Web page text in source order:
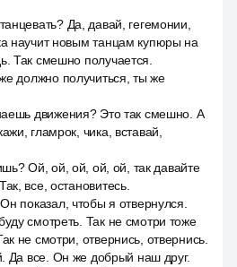
Да, давай, гегемонии,
научит новым танцам купюры на
Так смешно получается.
должно получиться, ты же
движения? Это так смешно. А
гламрок, чика, вставай,
Ой, ой, ой, ой, ой, так давайте
все, остановитесь.
показал, чтобы я отвернулся.
смотреть. Так не смотри тоже
не смотри, отвернись, отвернись.
Да все. Он же добрый наш друг.